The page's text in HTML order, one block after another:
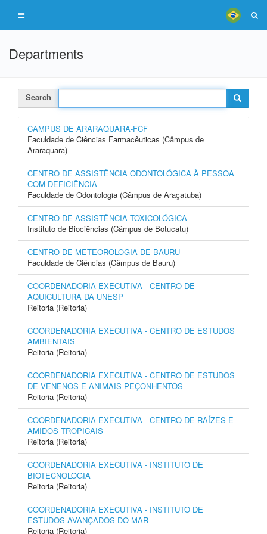
Departments
Search
CÂMPUS DE ARARAQUARA-FCF
Faculdade de Ciências Farmacêuticas (Câmpus de
Araraquara)
CENTRO DE ASSISTÊNCIA ODONTOLÓGICA À PESSOA
COM DEFICIÊNCIA
Faculdade de Odontologia (Câmpus de Araçatuba)
CENTRO DE ASSISTÊNCIA TOXICOLÓGICA
Instituto de Biociências (Câmpus de Botucatu)
CENTRO DE METEOROLOGIA DE BAURU
Faculdade de Ciências (Câmpus de Bauru)
COORDENADORIA EXECUTIVA - CENTRO DE
AQUICULTURA DA UNESP
Reitoria (Reitoria)
COORDENADORIA EXECUTIVA - CENTRO DE ESTUDOS
AMBIENTAIS
Reitoria (Reitoria)
COORDENADORIA EXECUTIVA - CENTRO DE ESTUDOS
DE VENENOS E ANIMAIS PEÇONHENTOS
Reitoria (Reitoria)
COORDENADORIA EXECUTIVA - CENTRO DE RAÍZES E
AMIDOS TROPICAIS
Reitoria (Reitoria)
COORDENADORIA EXECUTIVA - INSTITUTO DE
BIOTECNOLOGIA
Reitoria (Reitoria)
COORDENADORIA EXECUTIVA - INSTITUTO DE
ESTUDOS AVANÇADOS DO MAR
Reitoria (Reitoria)